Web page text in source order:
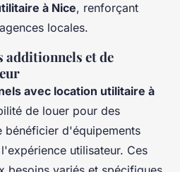
à Nice, renforçant
locales.
additionnels et de
avec location utilitaire à
de louer pour des
bénéficier d'équipements
utilisateur. Ces